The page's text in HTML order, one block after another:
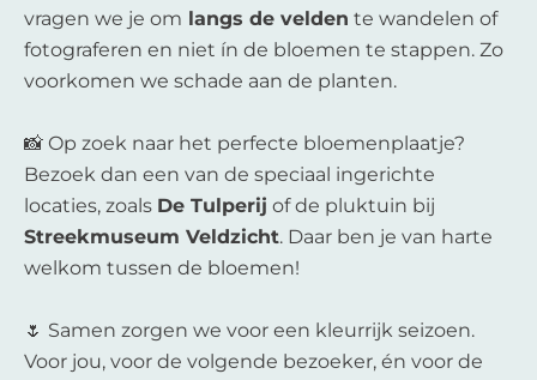
vragen we je om langs de velden te wandelen of
fotograferen en niet ín de bloemen te stappen. Zo
voorkomen we schade aan de planten.
📸 Op zoek naar het perfecte bloemenplaatje?
Bezoek dan een van de speciaal ingerichte
locaties, zoals De Tulperij of de pluktuin bij
Streekmuseum Veldzicht. Daar ben je van harte
welkom tussen de bloemen!
🌷 Samen zorgen we voor een kleurrijk seizoen.
Voor jou, voor de volgende bezoeker, én voor de